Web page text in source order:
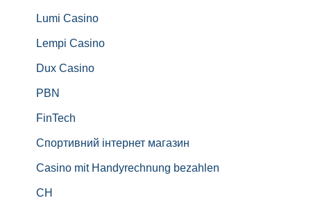
Lumi Casino
Lempi Casino
Dux Casino
PBN
FinTech
Спортивний інтернет магазин
Casino mit Handyrechnung bezahlen
CH